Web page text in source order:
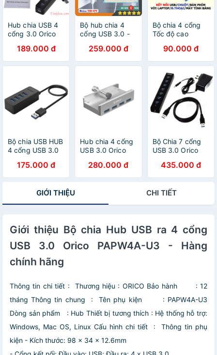
Hub chia USB 4
cổng 3.0 Orico
189.000 đ
Bộ hub chia 4
cổng USB 3.0 -
chính hãng bảo
hành lỗi 1 đổi 1 !!!
259.000 đ
Bộ chia 4 cổng
Tốc độ cao
Orico tích hợp
cổng OTG cho
điện thoại
90.000 đ
Bộ chia USB HUB
4 cổng USB 3.0
BK- Nhà Phân
Phối Chính Hãng
175.000 đ
Hub chia 4 cổng
USB 3.0 Orico
280.000 đ
Bộ Chia 7 cổng
USB 3.0 Orico
Nguồn Cấp Điện
- HUB USB 7 Port
Tháng Đổi Mới
435.000 đ
GIỚI THIỆU CHI TIẾT
Giới thiệu Bộ chia Hub USB ra 4 cổng
USB 3.0 Orico PAPW4A-U3 - Hàng
chính hãng
Thông tin chi tiết : Thương hiệu : ORICO Bảo hành : 12
tháng Thông tin chung :
Tên phụ kiện : PAPW4A-U3
Dòng sản phẩm : Hub Thiết bị tương thích : Hệ thống hỗ trợ:
Windows, Mac OS, Linux Cấu hình chi tiết :
Thông tin phụ
kiện - Kích thước: 98 x 34 x 12.6mm